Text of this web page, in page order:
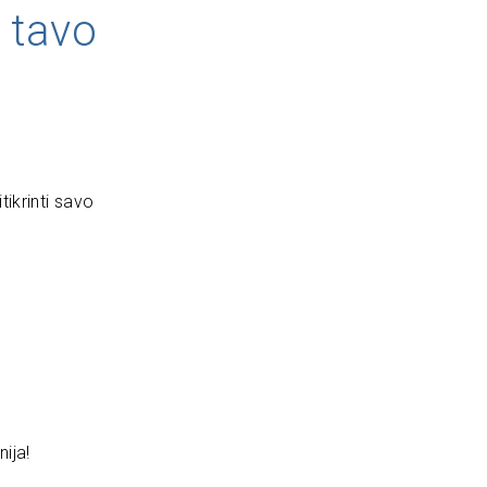
tavo
savo